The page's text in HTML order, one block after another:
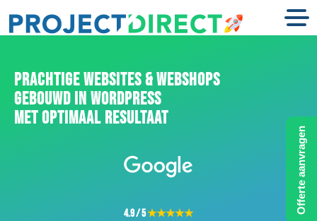
PRACHTIGE WEBSITES & WEBSHOPS
GEBOUWD IN WORDPRESS
MET OPTIMAAL RESULTAAT
4.9 / 5★★★★★ Offerte aanvragen